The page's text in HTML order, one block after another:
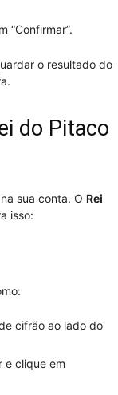
“Confirmar”.
o resultado do
do Pitaco
sua conta. O Rei
isso:
cifrão ao lado do
e clique em